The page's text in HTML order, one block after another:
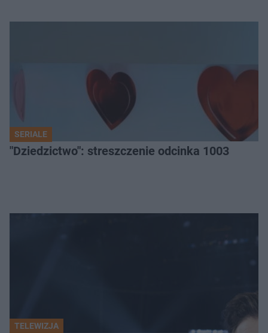
SERIALE
"Dziedzictwo": streszczenie odcinka 1003
TELEWIZJA